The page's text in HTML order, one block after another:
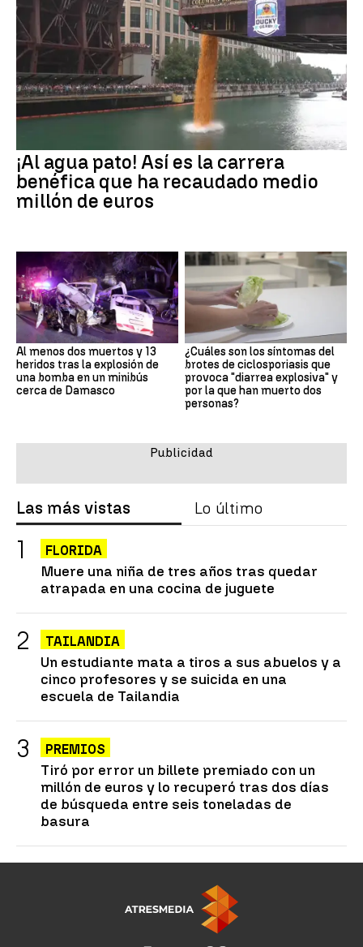
¡Al agua pato! Así es la carrera
benéfica que ha recaudado medio
millón de euros
Al menos dos muertos y 13
heridos tras la explosión de
una bomba en un minibús
cerca de Damasco
¿Cuáles son los síntomas del
brotes de ciclosporiasis que
provoca "diarrea explosiva" y
por la que han muerto dos
personas?
Las más vistas Lo último
FLORIDA
Muere una niña de tres años tras quedar
atrapada en una cocina de juguete
TAILANDIA
Un estudiante mata a tiros a sus abuelos y a
cinco profesores y se suicida en una
escuela de Tailandia
PREMIOS
Tiró por error un billete premiado con un
millón de euros y lo recuperó tras dos días
de búsqueda entre seis toneladas de
basura